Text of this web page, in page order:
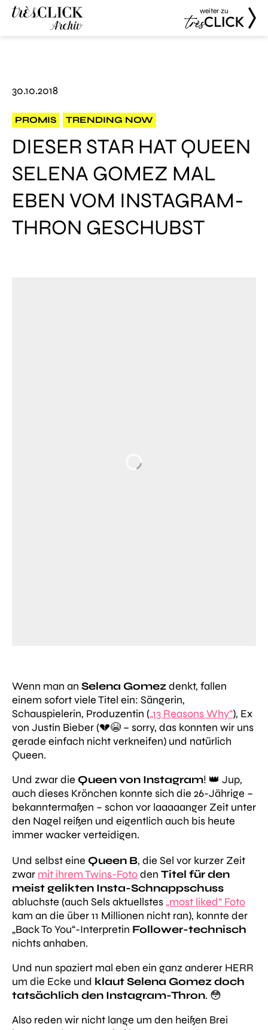
weiter zu
30.10.2018
PROMIS TRENDING NOW
DIESER STAR HAT QUEEN
SELENA GOMEZ MAL
EBEN VOM INSTAGRAM-
THRON GESCHUBST
Wenn man an Selena Gomezdenkt, fallen
einem sofort viele Titel ein: Sängerin,
Schauspielerin, Produzentin („13 Reasons Why“), Ex
von Justin Bieber (💔😭 – sorry, das konnten wir uns
gerade einfach nicht verkneifen) und natürlich
Queen.
Und zwar die Queen von Instagram! 👑 Jup,
auch dieses Krönchen konnte sich die 26-Jährige –
bekanntermaßen – schon vor laaaaanger Zeit unter
den Nagel reißen und eigentlich auch bis heute
immer wacker verteidigen.
Und selbst eine Queen B, die Sel vor kurzer Zeit
zwar mit ihrem Twins-Fotoden Titel für den
meist gelikten Insta-Schnappschuss
abluchste (auch Sels aktuellstes„most liked“ Foto
kam an die über 11 Millionen nicht ran), konnte der
„Back To You“-Interpretin Follower-technisch
nichts anhaben.
Und nun spaziert mal eben ein ganz anderer HERR
um die Ecke und klaut Selena Gomez doch
tatsächlich den Instagram-Thron. 😳
Also reden wir nicht lange um den heißen Brei